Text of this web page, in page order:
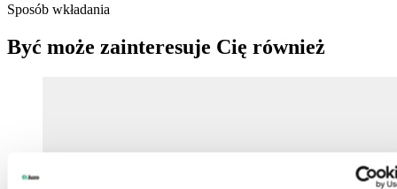
Sposób wkładania
Być może zainteresuje Cię również